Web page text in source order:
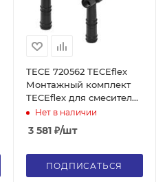
TECE 720562 TECEflex
Монтажный комплект
TECEflex для смесителя,
20 х 1/2", бронза
Нет в наличии
3 581₽/шт
ПОДПИСАТЬСЯ